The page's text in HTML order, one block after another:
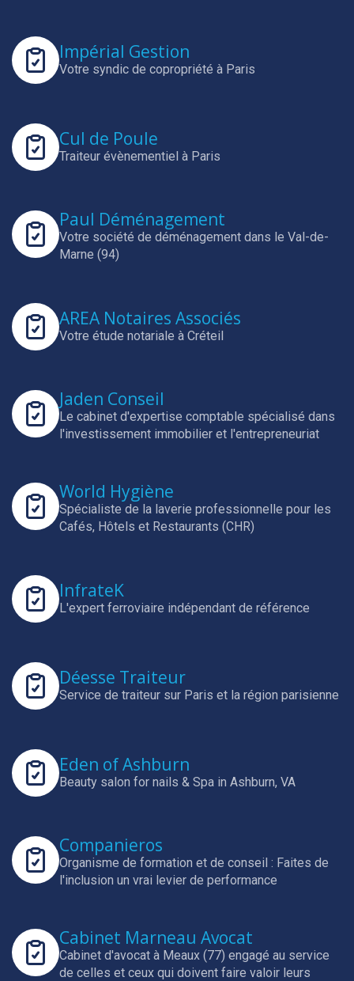
Impérial Gestion
Votre syndic de copropriété à Paris
Cul de Poule
Traiteur évènementiel à Paris
Paul Déménagement
Votre société de déménagement dans le Val-de-
Marne (94)
AREA Notaires Associés
Votre étude notariale à Créteil
Jaden Conseil
Le cabinet d'expertise comptable spécialisé dans
l'investissement immobilier et l'entrepreneuriat
World Hygiène
Spécialiste de la laverie professionnelle pour les
Cafés, Hôtels et Restaurants (CHR)
InfrateK
L'expert ferroviaire indépendant de référence
Déesse Traiteur
Service de traiteur sur Paris et la région parisienne
Eden of Ashburn
Beauty salon for nails & Spa in Ashburn, VA
Companieros
Organisme de formation et de conseil : Faites de
l'inclusion un vrai levier de performance
Cabinet Marneau Avocat
Cabinet d'avocat à Meaux (77) engagé au service
de celles et ceux qui doivent faire valoir leurs